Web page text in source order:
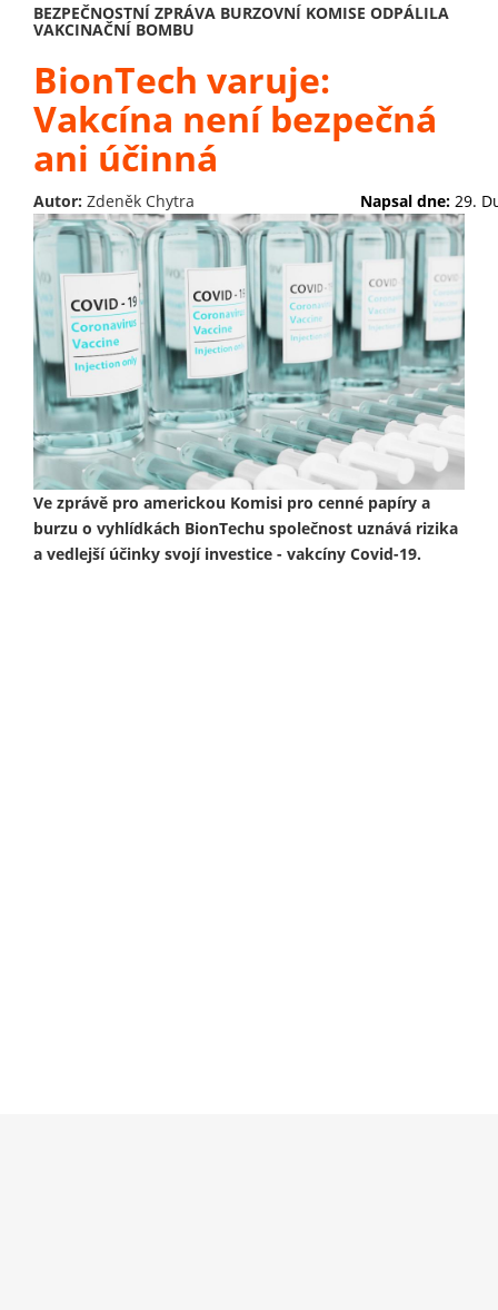
BEZPEČNOSTNÍ ZPRÁVA BURZOVNÍ KOMISE ODPÁLILA
VAKCINAČNÍ BOMBU
BionTech varuje:
Vakcína není bezpečná
ani účinná
Autor: Zdeněk Chytra Napsal dne: 29.
Ve zprávě pro americkou Komisi pro cenné papíry a
burzu o vyhlídkách BionTechu společnost uznává rizika
a vedlejší účinky svojí investice - vakcíny Covid-19.